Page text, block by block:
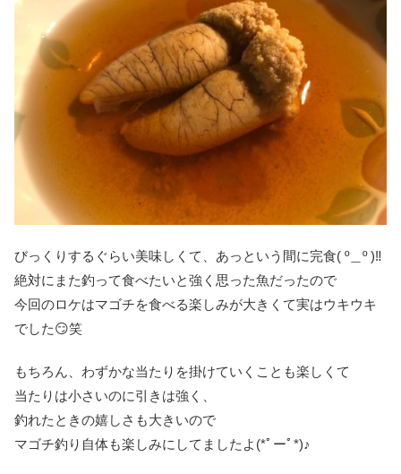
びっくりするぐらい美味しくて、あっという間に完食( º＿º )‼️
絶対にまた釣って食べたいと強く思った魚だったので
今回のロケはマゴチを食べる楽しみが大きくて実はウキウキ
でした😏笑
もちろん、わずかな当たりを掛けていくことも楽しくて
当たりは小さいのに引きは強く、
釣れたときの嬉しさも大きいので
マゴチ釣り自体も楽しみにしてましたよ(*ﾟーﾟ*)♪